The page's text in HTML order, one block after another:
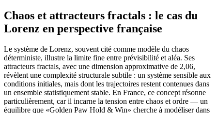
Chaos et attracteurs fractals : le cas du
Lorenz en perspective française
Le système de Lorenz, souvent cité comme modèle du chaos
déterministe, illustre la limite fine entre prévisibilité et aléa. Ses
attracteurs fractals, avec une dimension approximative de 2,06,
révèlent une complexité structurale subtile : un système sensible aux
conditions initiales, mais dont les trajectoires restent contenues dans
un ensemble statistiquement stable. En France, ce concept résonne
particulièrement, car il incarne la tension entre chaos et ordre — un
équilibre que «Golden Paw Hold & Win» cherche à modéliser dans